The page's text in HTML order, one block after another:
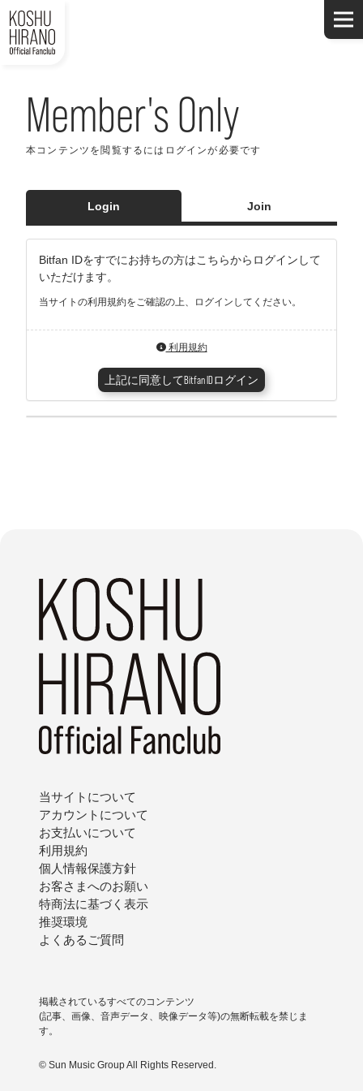
Member's Only
本コンテンツを閲覧するにはログインが必要です
Login Join
Bitfan IDをすでにお持ちの方はこちらからログインして
いただけます。
当サイトの利用規約をご確認の上、ログインしてください。
利用規約
上記に同意してBitfan IDログイン
当サイトについて
アカウントについて
お支払いについて
利用規約
個人情報保護方針
お客さまへのお願い
特商法に基づく表示
推奨環境
よくあるご質問
掲載されているすべてのコンテンツ
(記事、画像、音声データ、映像データ等)の無断転載を禁じま
す。
© Sun Music Group All Rights Reserved.